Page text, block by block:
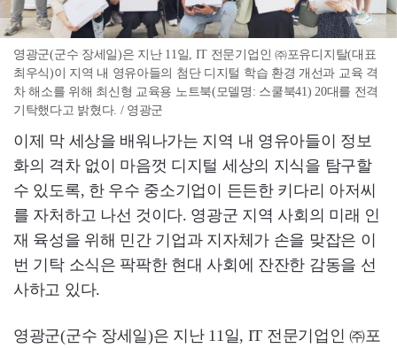
영광군(군수 장세일)은 지난 11일, IT 전문기업인 ㈜포유디지탈(대표
최우식)이 지역 내 영유아들의 첨단 디지털 학습 환경 개선과 교육 격
차 해소를 위해 최신형 교육용 노트북(모델명: 스쿨북41) 20대를 전격
기탁했다고 밝혔다. / 영광군
이제 막 세상을 배워나가는 지역 내 영유아들이 정보
화의 격차 없이 마음껏 디지털 세상의 지식을 탐구할
수 있도록, 한 우수 중소기업이 든든한 키다리 아저씨
를 자처하고 나선 것이다. 영광군 지역 사회의 미래 인
재 육성을 위해 민간 기업과 지자체가 손을 맞잡은 이
번 기탁 소식은 팍팍한 현대 사회에 잔잔한 감동을 선
사하고 있다.
영광군(군수 장세일)은 지난 11일, IT 전문기업인 ㈜포